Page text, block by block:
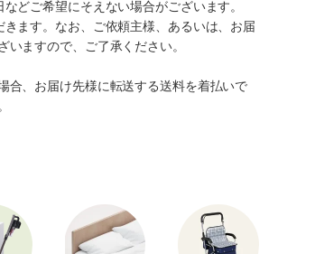
どご希望にそえない場合がございます。
ます。なお、ご依頼主様、あるいは、お届
ますので、ご了承ください。
合、お届け先様に転送する送料を着払いで